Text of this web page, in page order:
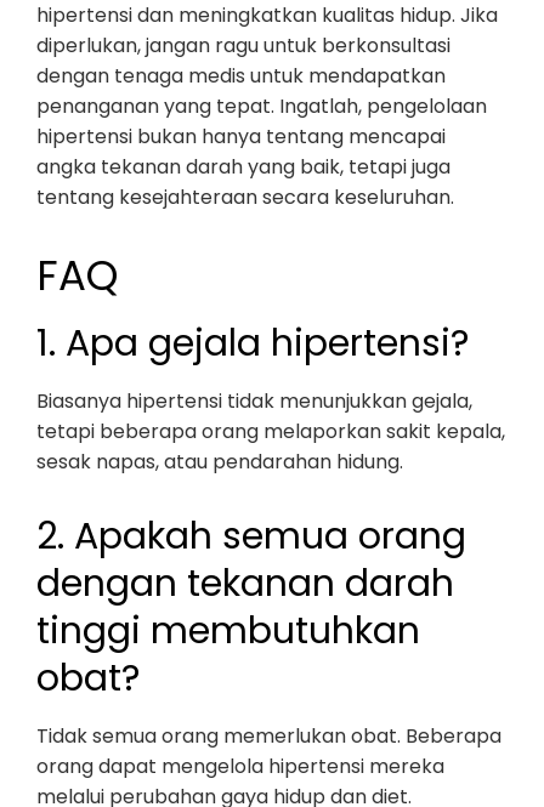
hipertensi dan meningkatkan kualitas hidup. Jika
diperlukan, jangan ragu untuk berkonsultasi
dengan tenaga medis untuk mendapatkan
penanganan yang tepat. Ingatlah, pengelolaan
hipertensi bukan hanya tentang mencapai
angka tekanan darah yang baik, tetapi juga
tentang kesejahteraan secara keseluruhan.
FAQ
1. Apa gejala hipertensi?
Biasanya hipertensi tidak menunjukkan gejala,
tetapi beberapa orang melaporkan sakit kepala,
sesak napas, atau pendarahan hidung.
2. Apakah semua orang
dengan tekanan darah
tinggi membutuhkan
obat?
Tidak semua orang memerlukan obat. Beberapa
orang dapat mengelola hipertensi mereka
melalui perubahan gaya hidup dan diet.